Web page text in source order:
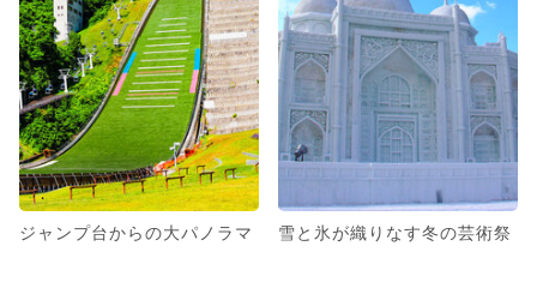
ジャンプ台からの大パノラマ 雪と氷が織りなす冬の芸術祭